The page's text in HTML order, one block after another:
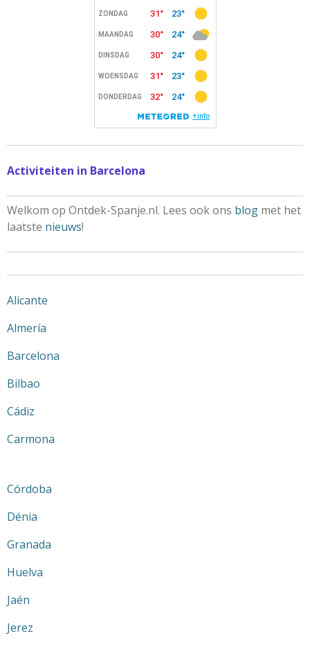
Activiteiten in Barcelona
Welkom op Ontdek-Spanje.nl. Lees ook ons blog met het
laatste nieuws!
Alicante
Almería
Barcelona
Bilbao
Cádiz
Carmona
Córdoba
Dénia
Granada
Huelva
Jaén
Jerez